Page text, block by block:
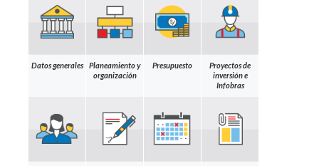
Datos generales
Planeamiento y
organización
Presupuesto
Proyectos de
inversión e
Infobras